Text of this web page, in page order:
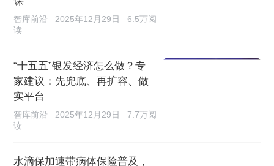
智库前沿 2025年12月29日
6.5万阅
读
“十五五”银发经济怎么做？专
家建议：先兜底、再扩容、做
实平台
智库前沿 2025年12月29日
7.7万阅
读
水滴保加速带病体保险普及，